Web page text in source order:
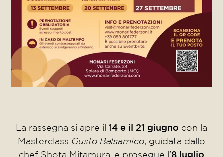
La rassegna si apre il 14 e il 21 giugno con la
Masterclass Gusto Balsamico , guidata dallo
chef Shota Mitamura, e prosegue l'8 luglio